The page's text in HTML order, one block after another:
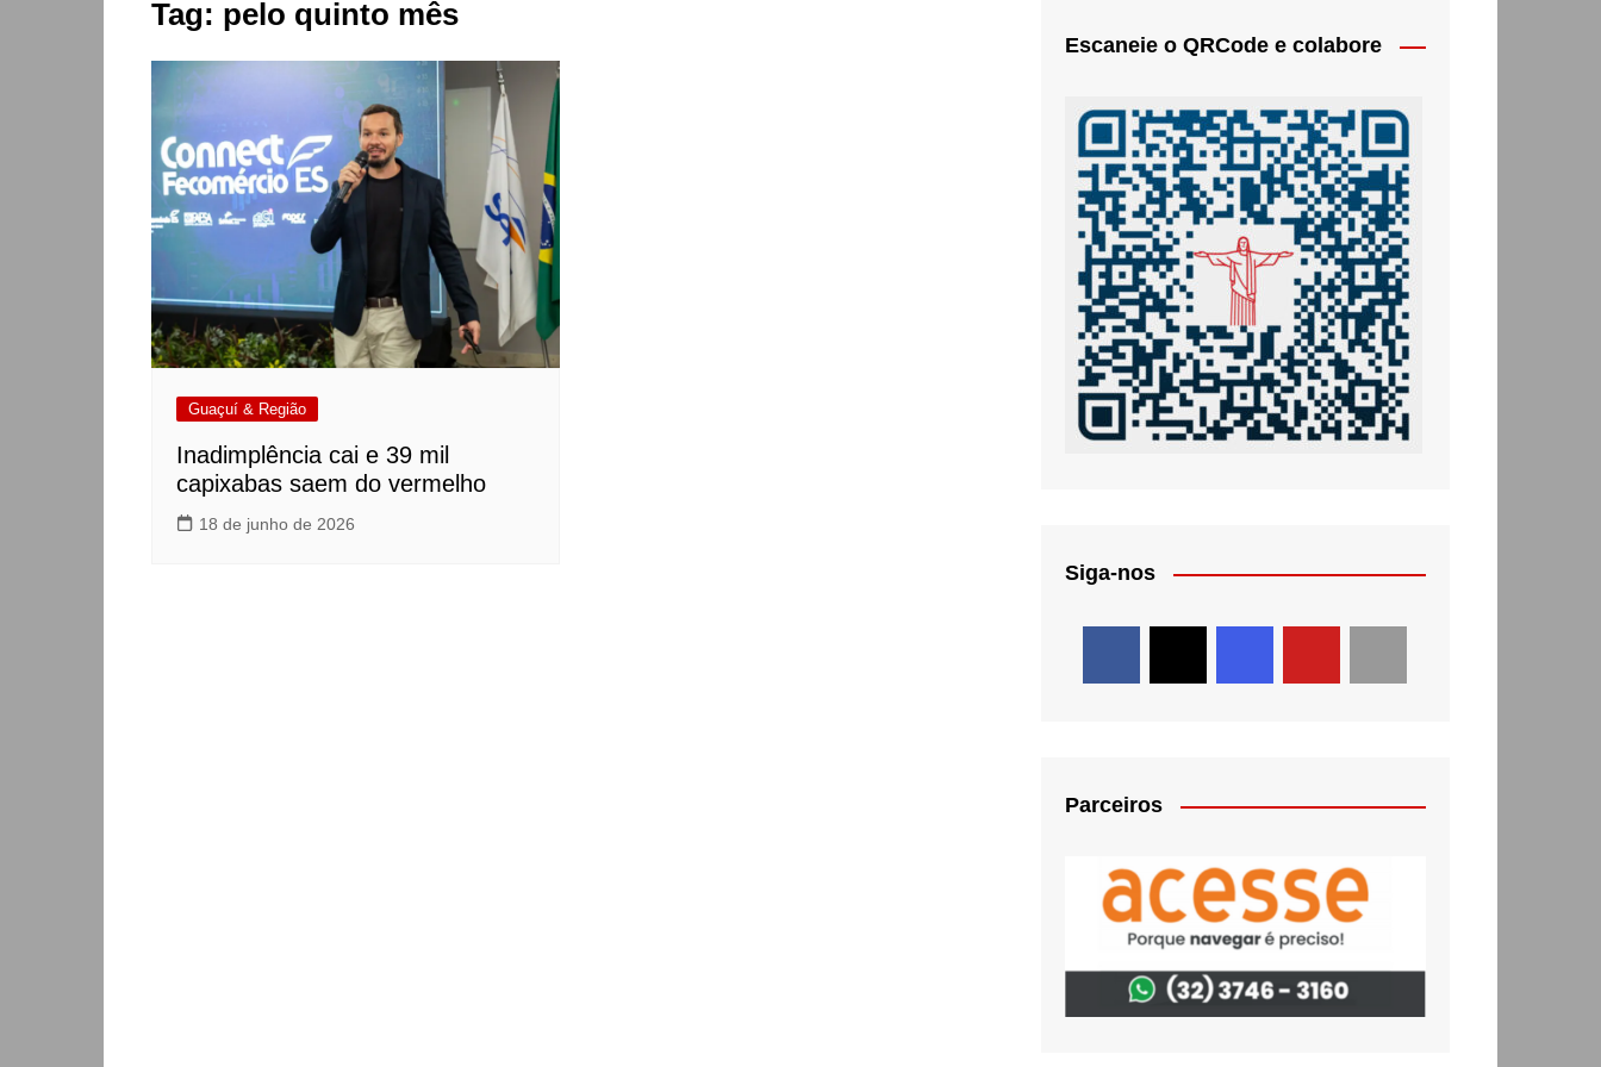
Tag: pelo quinto mês
Guaçuí & Região
Inadimplência cai e 39 mil
capixabas saem do vermelho
18 de junho de 2026
Escaneie o QRCode e colabore
Siga-nos
Parceiros